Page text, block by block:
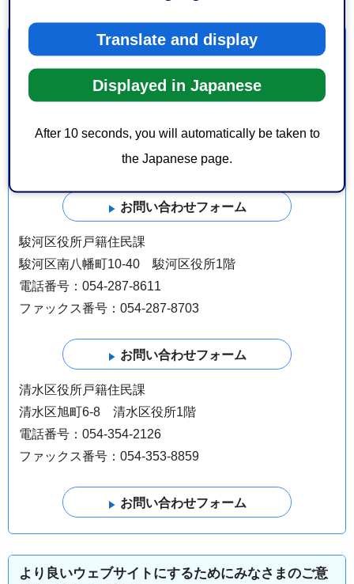
Translate and display
Displayed in Japanese
After 10 seconds, you will automatically be taken to
the Japanese page.
お問い合わせ
葵区役所戸籍住民課
電話番号：054-221-1061
ファックス番号：054-221-1064
駿河区役所戸籍住民課
駿河区南八幡町10-40 駿河区役所1階
電話番号：054-287-8611
ファックス番号：054-287-8703
清水区役所戸籍住民課
清水区旭町6-8 清水区役所1階
電話番号：054-354-2126
ファックス番号：054-353-8859
より良いウェブサイトにするためにみなさまのご意